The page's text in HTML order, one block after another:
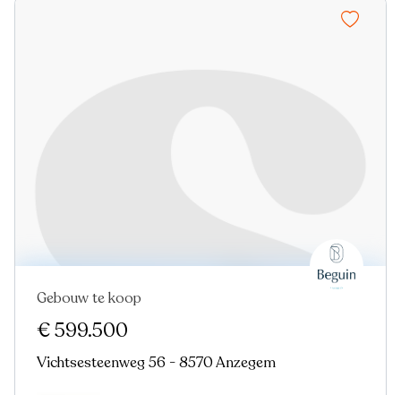
Nieuw
Gebouw te koop
€ 599.500
Vichtsesteenweg 56 - 8570 Anzegem